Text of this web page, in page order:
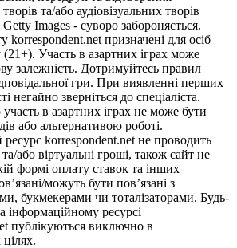
та/або аудіовізуальних творів
Images - суворо забороняється.
korrespondent.net призначені для осіб
Участь в азартних іграх може
залежність. Дотримуйтесь правил
гри. При виявленні перших
негайно зверніться до спеціаліста.
в азартних іграх не може бути
або альтернативою роботі.
korrespondent.net не проводить
та/або віртуальні гроші, також сайт не
формі оплату ставок та інших
можуть бути пов’язані з
букмекерами чи тоталізаторами. Будь-
інформаційному ресурсі
публікуються виключно в